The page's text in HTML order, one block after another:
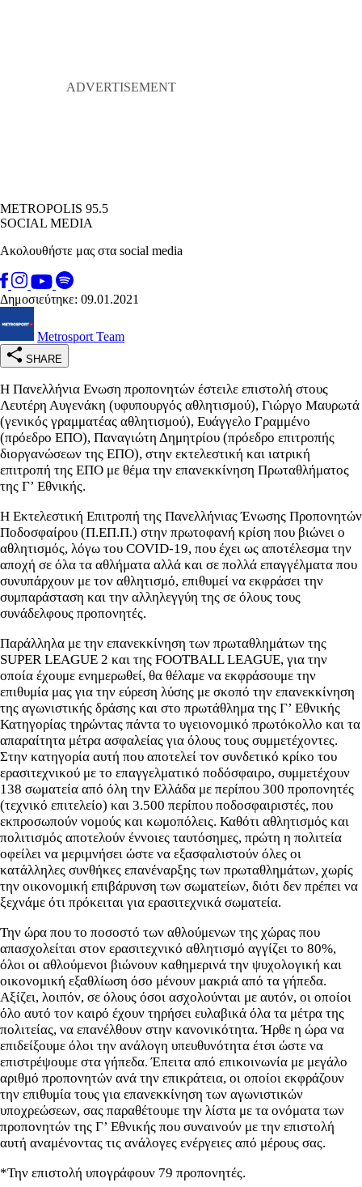
METROPOLIS 95.5
SOCIAL MEDIA
Ακολουθήστε μας στα social media
Δημοσιεύτηκε: 09.01.2021
Metrosport Team
SHARE
H Πανελλήνια Ενωση προπονητών έστειλε επιστολή στους
Λευτέρη Αυγενάκη (υφυπουργός αθλητισμού), Γιώργο Μαυρωτά
(γενικός γραμματέας αθλητισμού), Ευάγγελο Γραμμένο
(πρόεδρο ΕΠΟ), Παναγιώτη Δημητρίου (πρόεδρο επιτροπής
διοργανώσεων της ΕΠΟ), στην εκτελεστική και ιατρική
επιτροπή της ΕΠΟ με θέμα την επανεκκίνηση Πρωταθλήματος
της Γ’ Εθνικής.
Η Εκτελεστική Επιτροπή της Πανελλήνιας Ένωσης Προπονητών
Ποδοσφαίρου (Π.ΕΠ.Π.) στην πρωτοφανή κρίση που βιώνει ο
αθλητισμός, λόγω του COVID-19, που έχει ως αποτέλεσμα την
αποχή σε όλα τα αθλήματα αλλά και σε πολλά επαγγέλματα που
συνυπάρχουν με τον αθλητισμό, επιθυμεί να εκφράσει την
συμπαράσταση και την αλληλεγγύη της σε όλους τους
συνάδελφους προπονητές.
Παράλληλα με την επανεκκίνηση των πρωταθλημάτων της
SUPER LEAGUE 2 και της FOOTBALL LEAGUE, για την
οποία έχουμε ενημερωθεί, θα θέλαμε να εκφράσουμε την
επιθυμία μας για την εύρεση λύσης με σκοπό την επανεκκίνηση
της αγωνιστικής δράσης και στο πρωτάθλημα της Γ’ Εθνικής
Κατηγορίας τηρώντας πάντα το υγειονομικό πρωτόκολλο και τα
απαραίτητα μέτρα ασφαλείας για όλους τους συμμετέχοντες.
Στην κατηγορία αυτή που αποτελεί τον συνδετικό κρίκο του
ερασιτεχνικού με το επαγγελματικό ποδόσφαιρο, συμμετέχουν
138 σωματεία από όλη την Ελλάδα με περίπου 300 προπονητές
(τεχνικό επιτελείο) και 3.500 περίπου ποδοσφαιριστές, που
εκπροσωπούν νομούς και κωμοπόλεις. Καθότι αθλητισμός και
πολιτισμός αποτελούν έννοιες ταυτόσημες, πρώτη η πολιτεία
οφείλει να μεριμνήσει ώστε να εξασφαλιστούν όλες οι
κατάλληλες συνθήκες επανέναρξης των πρωταθλημάτων, χωρίς
την οικονομική επιβάρυνση των σωματείων, διότι δεν πρέπει να
ξεχνάμε ότι πρόκειται για ερασιτεχνικά σωματεία.
Την ώρα που το ποσοστό των αθλούμενων της χώρας που
απασχολείται στον ερασιτεχνικό αθλητισμό αγγίζει το 80%,
όλοι οι αθλούμενοι βιώνουν καθημερινά την ψυχολογική και
οικονομική εξαθλίωση όσο μένουν μακριά από τα γήπεδα.
Αξίζει, λοιπόν, σε όλους όσοι ασχολούνται με αυτόν, οι οποίοι
όλο αυτό τον καιρό έχουν τηρήσει ευλαβικά όλα τα μέτρα της
πολιτείας, να επανέλθουν στην κανονικότητα. Ήρθε η ώρα να
επιδείξουμε όλοι την ανάλογη υπευθυνότητα έτσι ώστε να
επιστρέψουμε στα γήπεδα. Έπειτα από επικοινωνία με μεγάλο
αριθμό προπονητών ανά την επικράτεια, οι οποίοι εκφράζουν
την επιθυμία τους για επανεκκίνηση των αγωνιστικών
υποχρεώσεων, σας παραθέτουμε την λίστα με τα ονόματα των
προπονητών της Γ’ Εθνικής που συναινούν με την επιστολή
αυτή αναμένοντας τις ανάλογες ενέργειες από μέρους σας.
*Την επιστολή υπογράφουν 79 προπονητές.